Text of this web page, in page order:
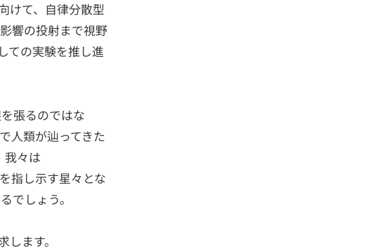
けて、自律分散型
響の投射まで視野
ての実験を推し進
張るのではな
人類が辿ってきた
我々は
指し示す星々とな
でしょう。
ます。